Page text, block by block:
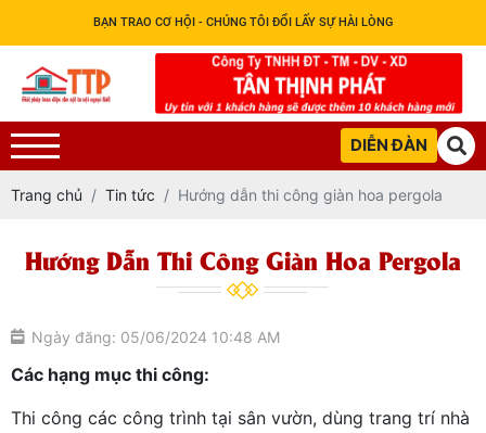
BẠN TRAO CƠ HỘI - CHÚNG TÔI ĐỔI LẤY SỰ HÀI LÒNG
DIỄN ĐÀN
Trang chủ Tin tức Hướng dẫn thi công giàn hoa pergola
Hướng Dẫn Thi Công Giàn Hoa Pergola
Ngày đăng: 05/06/2024 10:48 AM
Các hạng mục thi công:
Thi công các công trình tại sân vườn, dùng trang trí nhà